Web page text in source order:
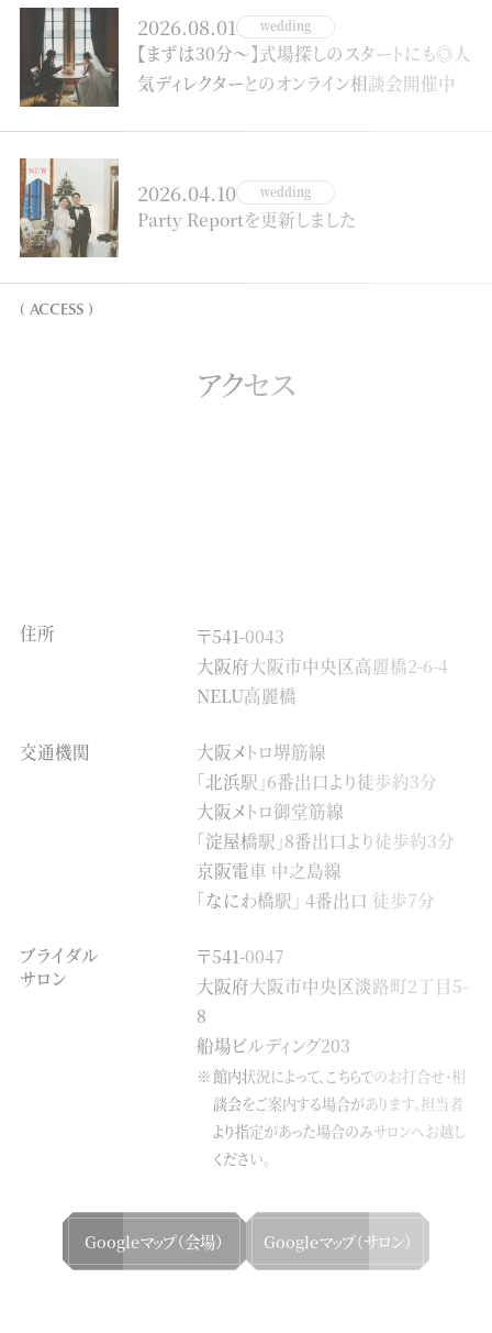
2026.08.01 wedding
【まずは30分～】式場探しのスタートにも◎人
気ディレクターとのオンライン相談会開催中
2026.04.10 wedding
Party Reportを更新しました
( ACCESS )
アクセス
住所
〒541-0043
大阪府大阪市中央区高麗橋2-6-4
NELU高麗橋
交通機関
大阪メトロ堺筋線
「北浜駅」6番出口より徒歩約3分
大阪メトロ御堂筋線
「淀屋橋駅」8番出口より徒歩約3分
京阪電車 中之島線
「なにわ橋駅」 4番出口 徒歩7分
ブライダル
サロン
〒541-0047
大阪府大阪市中央区淡路町2丁目5-
8
船場ビルディング203
館内状況によって、こちらでのお打合せ・相
談会をご案内する場合があります。担当者
より指定があった場合のみサロンへお越し
ください。
Googleマップ（会場） Googleマップ（サロン）